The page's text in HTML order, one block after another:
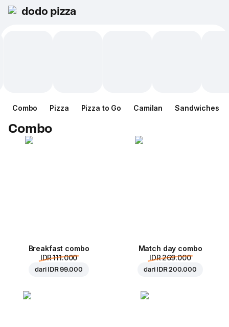
dodo pizza
Combo Pizza Pizza to Go Camilan Sandwiches
Combo
Breakfast combo
IDR 111.000
dari IDR 99.000
Match day combo
IDR 269.000
dari IDR 200.000